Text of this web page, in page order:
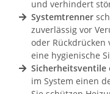
und verhindert
Systemtrenner
zuverlässig vor
oder Rückdrücken
eine hygienische
Sicherheitsventile
im System einen